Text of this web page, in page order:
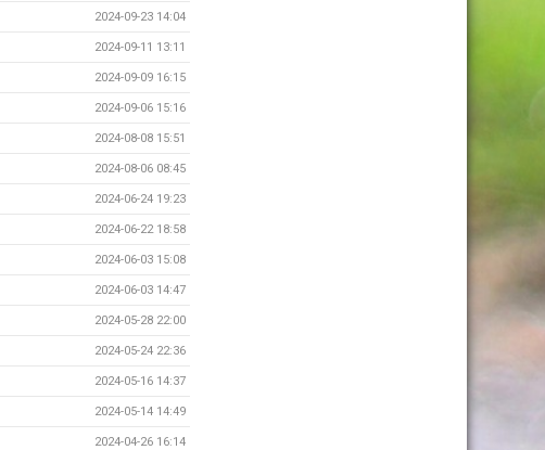
2024-09-23 14:04
2024-09-11 13:11
2024-09-09 16:15
2024-09-06 15:16
2024-08-08 15:51
2024-08-06 08:45
2024-06-24 19:23
2024-06-22 18:58
2024-06-03 15:08
2024-06-03 14:47
2024-05-28 22:00
2024-05-24 22:36
2024-05-16 14:37
2024-05-14 14:49
2024-04-26 16:14